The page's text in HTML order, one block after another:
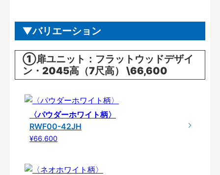
バリエーション
①扉ユニット：フラットウッドデザイ
ン・2045高（7尺高） \66,600
〈パウダーホワイト柄〉
RWF00-42JH
¥66,600